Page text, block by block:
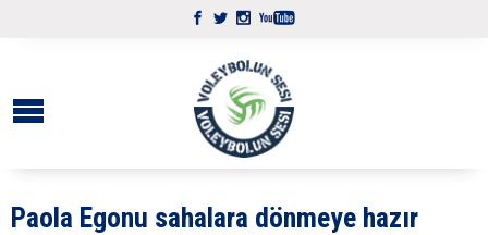
Paola Egonu sahalara dönmeye hazır